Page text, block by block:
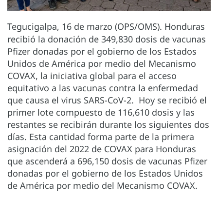
Tegucigalpa, 16 de marzo (OPS/OMS). Honduras
recibió la donación de 349,830 dosis de vacunas
Pfizer donadas por el gobierno de los Estados
Unidos de América por medio del Mecanismo
COVAX, la iniciativa global para el acceso
equitativo a las vacunas contra la enfermedad
que causa el virus SARS-CoV-2. Hoy se recibió el
primer lote compuesto de 116,610 dosis y las
restantes se recibirán durante los siguientes dos
días. Esta cantidad forma parte de la primera
asignación del 2022 de COVAX para Honduras
que ascenderá a 696,150 dosis de vacunas Pfizer
donadas por el gobierno de los Estados Unidos
de América por medio del Mecanismo COVAX.